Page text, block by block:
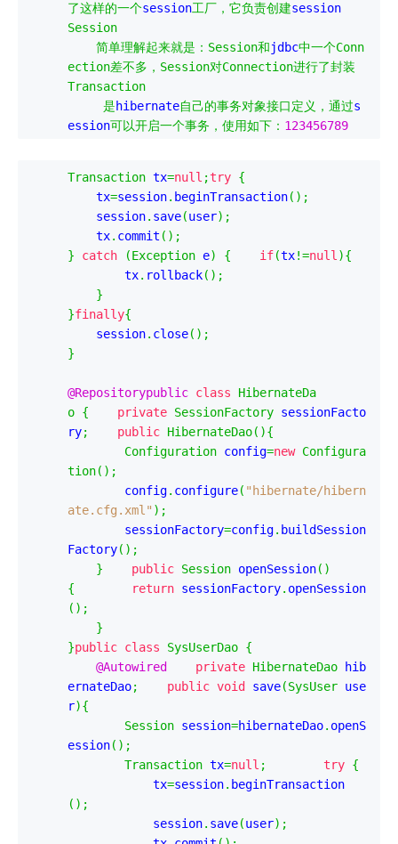
了这样的一个session工厂，它负责创建
Session
简单理解起来就是： Session和jdbc中一个Conn
ection差不多， Session对Connection进行了封装
Transaction
是hibernate自己的事务对象接口定义，通过s
ession可以开启一个事务，使用如下： 123456789
Transaction tx=null ;try {
tx=session. beginTransaction();
session. save(user);
tx. commit ();
}
catch (Exception e) { if(tx!=null ){
tx. rollback();
}
}finally{
session. close();
}
@Repositorypublic class
HibernateDa
o { private SessionFactory sessionFacto
ry; public HibernateDao(){
Configuration config=new Configura
tion();
config. configure( "hibernate/hibern
ate.cfg.xml" );
sessionFactory=config. buildSession
Factory();
}
public Session openSession()
{
return sessionFactory. openSession
();
}
}public class SysUserDao {
@Autowired
private HibernateDao hib
ernateDao; public void save(SysUser use
r){
Session session=hibernateDao. openS
ession();
Transaction tx=null ; try {
tx=session. beginTransaction
();
session. save(user);